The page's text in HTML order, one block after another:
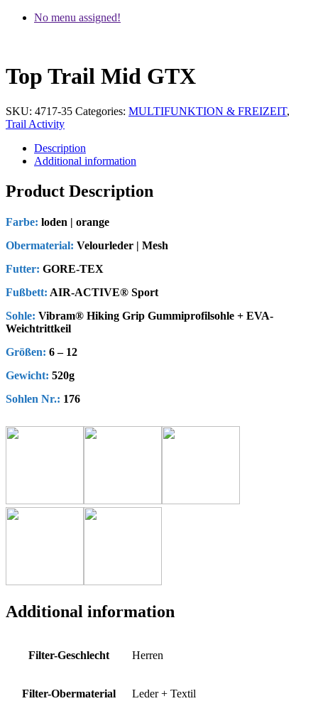
No menu assigned!
Top Trail Mid GTX
SKU: 4717-35 Categories: MULTIFUNKTION & FREIZEIT,
Trail Activity
Description
Additional information
Product Description
Farbe: loden | orange
Obermaterial: Velourleder | Mesh
Futter: GORE-TEX
Fußbett: AIR-ACTIVE® Sport
Sohle: Vibram® Hiking Grip Gummiprofilsohle + EVA-
Weichtrittkeil
Größen: 6 – 12
Gewicht: 520g
Sohlen Nr.: 176
Additional information
Filter-Geschlecht Herren
Filter-Obermaterial Leder + Textil